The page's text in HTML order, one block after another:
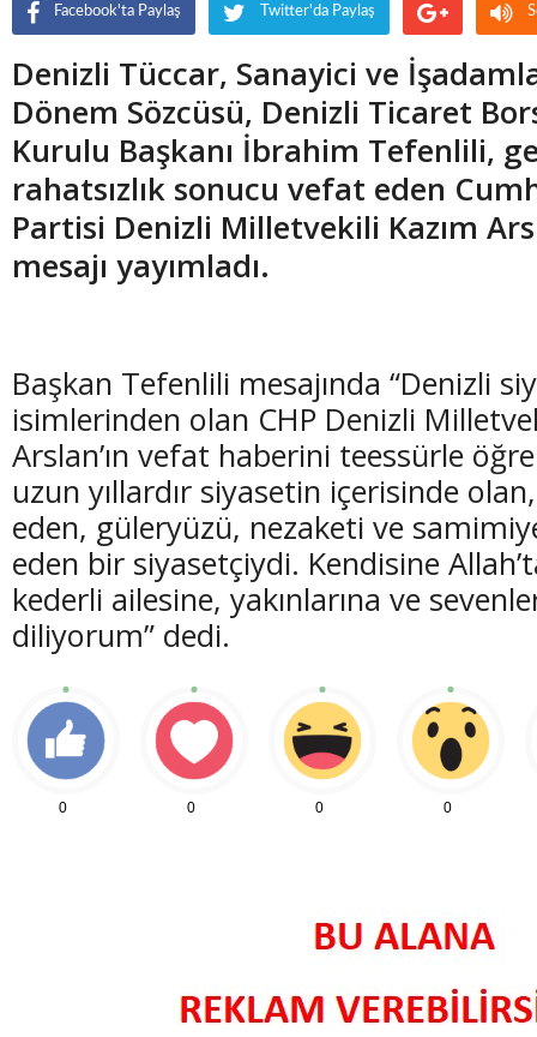
Facebook'ta Paylaş Twitter'da Paylaş
Denizli Tüccar, Sanayici ve
Dönem Sözcüsü, Denizli Ticaret
Kurulu Başkanı İbrahim Tefenlili,
rahatsızlık sonucu vefat eden
Partisi Denizli Milletvekili Kazım
mesajı yayımladı.
Başkan Tefenlili mesajında “Denizli
isimlerinden olan CHP Denizli
Arslan’ın vefat haberini teessürle
uzun yıllardır siyasetin içerisinde
eden, güleryüzü, nezaketi ve
eden bir siyasetçiydi. Kendisine
kederli ailesine, yakınlarına ve
diliyorum” dedi.
0 0 0 0
(20 Şubat - 20 Mart)
Balık Burcunun 10.08.2026 Günlük Yorumu
(21 Mart - 20
Koç